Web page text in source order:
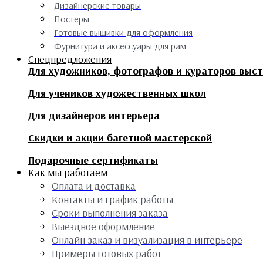
Дизайнерские товары
Постеры
Готовые вышивки для оформления
Фурнитура и аксессуары для рам
Спецпредложения
Для художников, фотографов и кураторов
Для учеников художественных школ
Для дизайнеров интерьера
Скидки и акции багетной мастерской
Подарочные сертификаты
Как мы работаем
Оплата и доставка
Контакты и график работы
Сроки выполнения заказа
Выездное оформление
Онлайн-заказ и визуализация в интерьере
Примеры готовых работ